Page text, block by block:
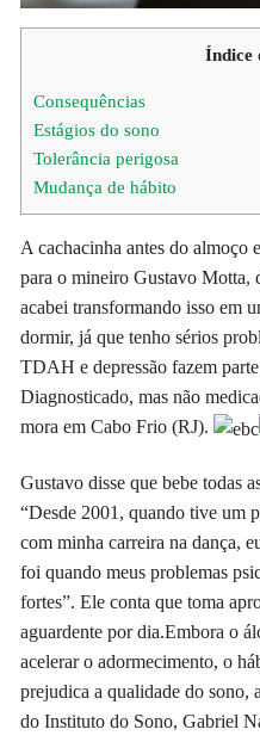
Índice
Consequências
Estágios do sono
Tolerância perigosa
Mudança de hábito
A cachacinha antes do almoço
para o mineiro Gustavo Motta,
acabei transformando isso em
dormir, já que tenho sérios
TDAH e depressão fazem
Diagnosticado, mas não
mora em Cabo Frio (RJ).
Gustavo disse que bebe todas
“Desde 2001, quando tive um
com minha carreira na dança,
foi quando meus problemas
fortes”. Ele conta que toma
aguardente por dia.Embora o
acelerar o adormecimento, o
prejudica a qualidade do sono,
do Instituto do Sono, Gabriel